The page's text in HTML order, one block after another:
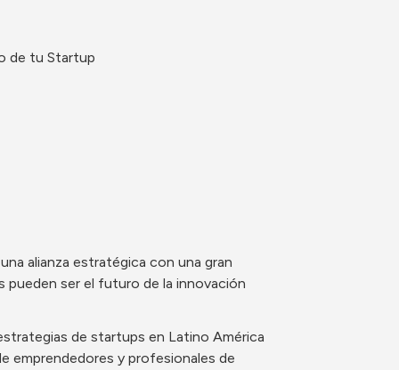
de tu Startup
alianza estratégica con una gran
pueden ser el futuro de la innovación
de startups en Latino América
emprendedores y profesionales de